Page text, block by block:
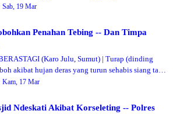
(Ke…
Sab, 19 Mar
Penahan Tebing -- Dan Timpa
(Karo Julu, Sumut) | Turap (dinding
akibat hujan deras yang turun sehabis siang tadi
Kam, 17 Mar
Ndeskati Akibat Korseleting -- Polres